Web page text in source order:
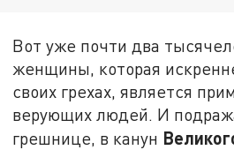
Вот уже почти два
женщины, которая
своих грехах, является
верующих людей. И
грешнице, в канун